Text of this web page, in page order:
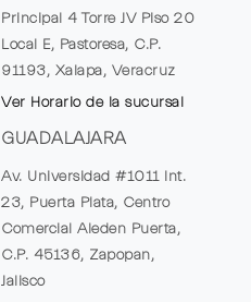
Principal 4 Torre JV Piso 20
Local E, Pastoresa, C.P.
91193, Xalapa, Veracruz
Ver Horario de la sucursal
GUADALAJARA
Av. Universidad #1011 Int.
23, Puerta Plata, Centro
Comercial Aleden Puerta,
C.P. 45136, Zapopan,
Jalisco